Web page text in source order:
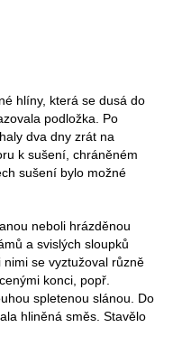
hlíny, která se dusá do
podložka. Po
dva dny zrát na
k sušení, chráněném
sušení bylo možné
neboli hrázděnou
a svislých sloupků
se vyztužoval různě
konci, popř.
spletenou slánou. Do
hliněná směs. Stavělo